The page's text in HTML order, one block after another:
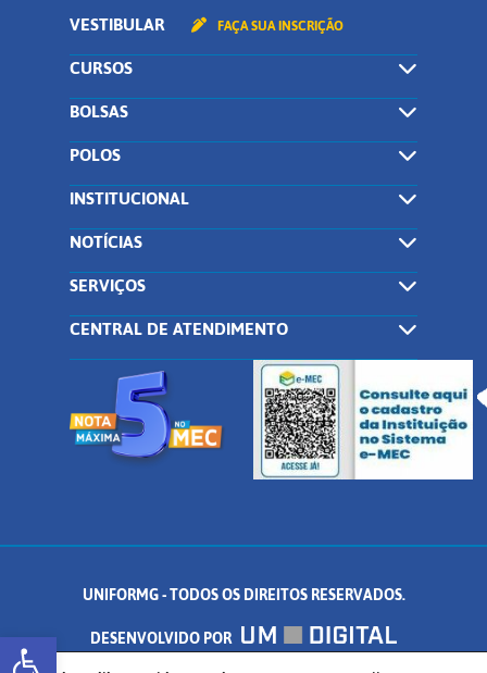
Abrir a barra de ferramentas
VESTIBULAR FAÇA SUA INSCRIÇÃO
CURSOS
BOLSAS
POLOS
INSTITUCIONAL
NOTÍCIAS
SERVIÇOS
CENTRAL DE ATENDIMENTO
UNIFORMG - TODOS OS DIREITOS RESERVADOS.
DESENVOLVIDO POR